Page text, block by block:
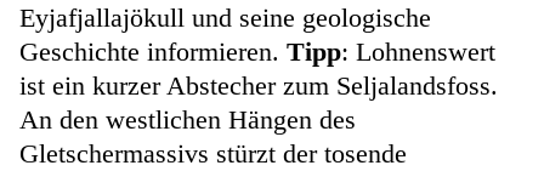
Eyjafjallajökull und seine geologische
Geschichte informieren. Tipp: Lohnenswert
ist ein kurzer Abstecher zum Seljalandsfoss.
An den westlichen Hängen des
Gletschermassivs stürzt der tosende